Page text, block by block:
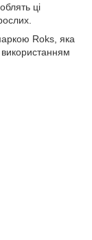
ці
Roks, яка